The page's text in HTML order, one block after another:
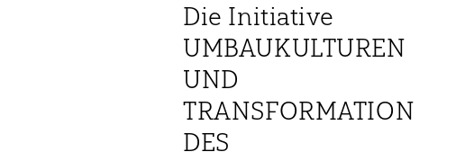
Die Initiative
UMBAUKULTUREN
UND
TRANSFORMATION
DES